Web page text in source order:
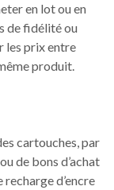
en lot ou en
de fidélité ou
les prix entre
produit.
cartouches, par
de bons d’achat
d’encre